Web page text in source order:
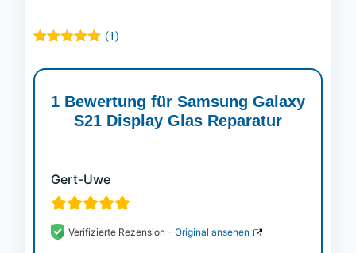
5.00von 5,
basierend
Kundenbewertung
(1)
1 Bewertung für Samsung Galaxy
S21 Display Glas Reparatur
Gert-Uwe
Verifizierte Rezension - Original ansehen